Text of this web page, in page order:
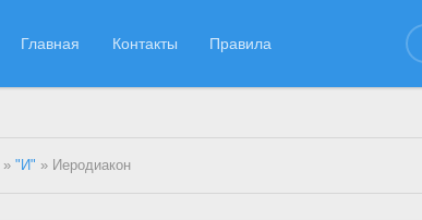
Главная Контакты Правила
»"И" » Иеродиакон